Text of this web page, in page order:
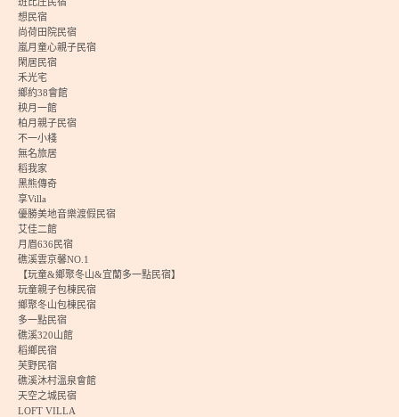
想民宿
尚荷田院民宿
嵐月童心親子民宿
閑居民宿
禾光宅
鄉約38會館
秧月一館
柏月親子民宿
不一小棧
無名旅居
稻我家
黑熊傳奇
享Villa
優勝美地音樂渡假民宿
艾佳二館
月眉636民宿
礁溪雲京馨NO.1
【玩童&鄉聚冬山&宜蘭多一點民宿】
玩童親子包棟民宿
鄉聚冬山包棟民宿
多一點民宿
礁溪320山館
稻鄉民宿
芙野民宿
礁溪沐村溫泉會館
天空之城民宿
LOFT VILLA